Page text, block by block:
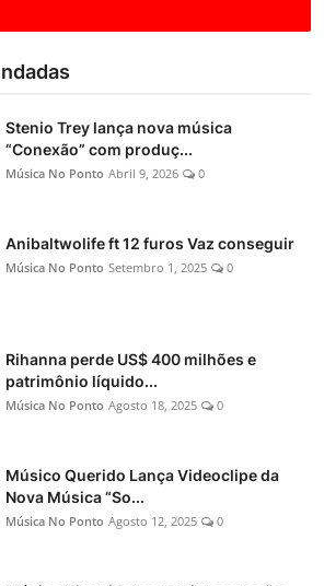
Stenio Trey lança nova música
“Conexão” com produç...
Música No Ponto Abril 9, 2026 0
Anibaltwolife ft 12 furos Vaz conseguir
Música No Ponto Setembro 1, 2025 0
Rihanna perde US$ 400 milhões e
patrimônio líquido...
Música No Ponto Agosto 18, 2025 0
Músico Querido Lança Videoclipe da
Nova Música “So...
Música No Ponto Agosto 12, 2025 0